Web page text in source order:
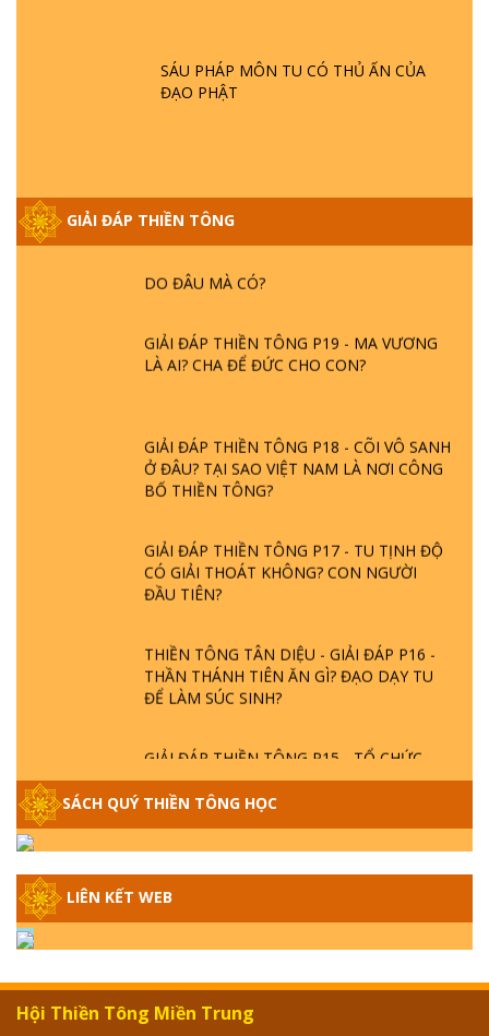
SÁU PHÁP MÔN TU CÓ THỦ ẤN CỦA
ĐẠO PHẬT
GIẢI ĐÁP THIỀN TÔNG
HOA SEN ? | TTTD
GIẢI ĐÁP THIỀN TÔNG ĐẶC BIỆT PHẦN 20
- BÁC NGUYỄN NHÂN LÀ AI? PHIỀN NÃO
DO ĐÂU MÀ CÓ?
GIẢI ĐÁP THIỀN TÔNG P19 - MA VƯƠNG
LÀ AI? CHA ĐỂ ĐỨC CHO CON?
GIẢI ĐÁP THIỀN TÔNG P18 - CÕI VÔ SANH
Ở ĐÂU? TẠI SAO VIỆT NAM LÀ NƠI CÔNG
BỐ THIỀN TÔNG?
GIẢI ĐÁP THIỀN TÔNG P17 - TU TỊNH ĐỘ
CÓ GIẢI THOÁT KHÔNG? CON NGƯỜI
ĐẦU TIÊN?
THIỀN TÔNG TÂN DIỆU - GIẢI ĐÁP P16 -
THẦN THÁNH TIÊN ĂN GÌ? ĐẠO DẠY TU
ĐỂ LÀM SÚC SINH?
GIẢI ĐÁP THIỀN TÔNG P15 - TỔ CHỨC
NÀO XUẤT BẢN
GIẢI ĐÁP THIỀN TÔNG ĐẶC BIỆT - P14 -
NGUỒN GỐC ÂM LỊCH DƯƠNG LỊCH -
TẦNG BÌNH LƯU LỚN ĐẾN ĐÂU
GIẢI ĐÁP THIỀN TÔNG ĐẶC BIỆT - P13 -
CON NGƯỜI TU THÀNH PHẬT ĐƯỢC
SÁCH QUÝ THIỀN TÔNG HỌC
LIÊN KẾT WEB
Hội Thiền Tông Miền Trung